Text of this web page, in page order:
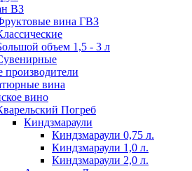
ВЗ
вина ГВЗ
объем 1,5 - 3 л
производители
вина
вино
Погреб
Киндзмараули
Киндзмараули 0,75 л.
Киндзмараули 1,0 л.
Киндзмараули 2,0 л.